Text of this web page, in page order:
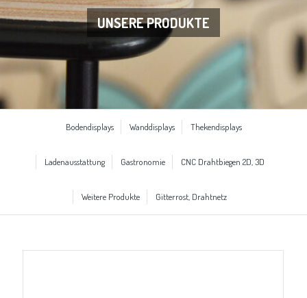
UNSERE PRODUKTE
Bodendisplays Wanddisplays Thekendisplays
Ladenausstattung Gastronomie CNC Drahtbiegen 2D, 3D
Weitere Produkte Gitterrost, Drahtnetz